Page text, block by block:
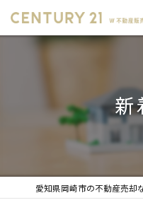
新